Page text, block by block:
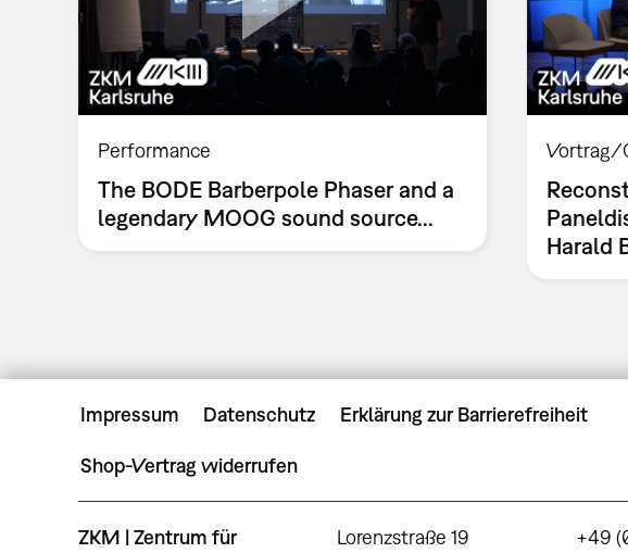
Performance
The BODE Barberpole Phaser and a
legendary MOOG sound source...
Vortrag/
Harald
Impressum Datenschutz Erklärung zur Barrierefreiheit
Shop-Vertrag widerrufen
ZKM | Zentrum für
Lorenzstraße 19
+49